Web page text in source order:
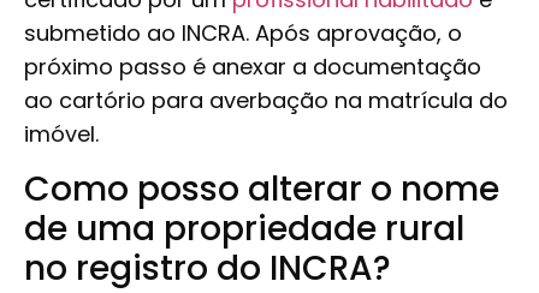
submetido ao INCRA. Após aprovação, o
próximo passo é anexar a documentação
ao cartório para averbação na matrícula do
imóvel.
Como posso alterar o nome
de uma propriedade rural
no registro do INCRA?